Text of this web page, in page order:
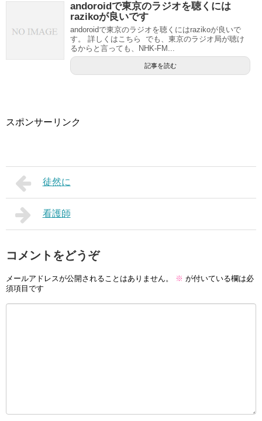
andoroidで東京のラジオを聴くには
razikoが良いです
andoroidで東京のラジオを聴くにはrazikoが良いで
す。 詳しくはこちら でも、東京のラジオ局が聴け
るからと言っても、NHK-FM...
記事を読む
スポンサーリンク
徒然に
看護師
コメントをどうぞ
メールアドレスが公開されることはありません。 ※ が付いている欄は必
須項目です